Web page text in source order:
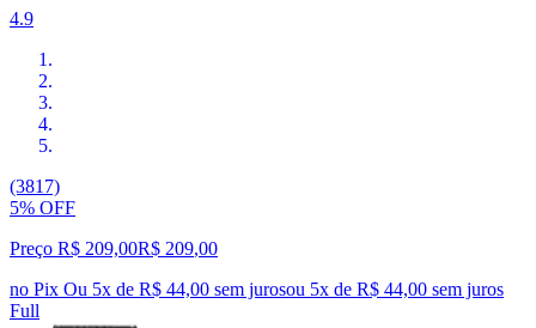
4.9
(3817)
5% OFF
Preço R$ 209,00R$ 209,00
no Pix Ou 5x de R$ 44,00 sem jurosou 5x de R$ 44,00 sem juros
Full